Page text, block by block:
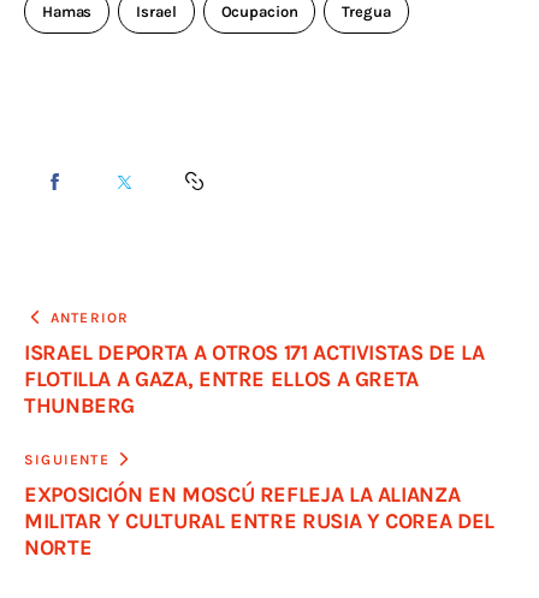
Hamas Israel Ocupacion Tregua
ANTERIOR
ISRAEL DEPORTA A OTROS 171 ACTIVISTAS DE LA
FLOTILLA A GAZA, ENTRE ELLOS A GRETA
THUNBERG
SIGUIENTE
EXPOSICIÓN EN MOSCÚ REFLEJA LA ALIANZA
MILITAR Y CULTURAL ENTRE RUSIA Y COREA DEL
NORTE